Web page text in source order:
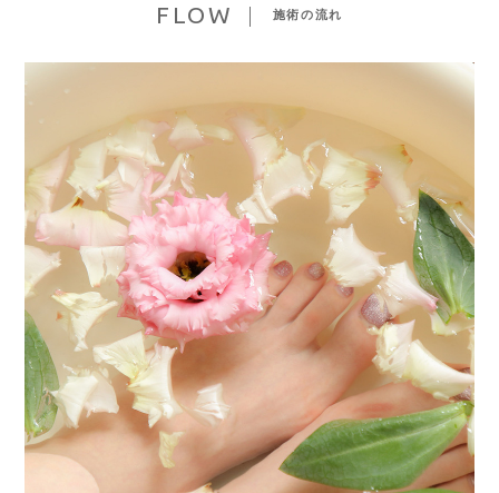
FLOW 施術の流れ